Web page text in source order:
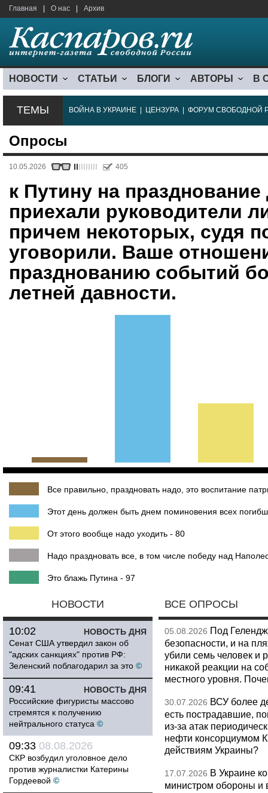
Главная О нас Архив
НОВОСТИ СТАТЬИ БЛОГИ АВТОРЫ В
ТЕМЫ ВОЙНА В УКРАИНЕ ЦЕНЗУРА ФОРУМ СВОБОДНОЙ
Опросы
10.05.2026 405
к Путину на
приехали руководители
причем некоторых, судя
уговорили. Ваше
празднованию событий
летней давности.
Все правильно, праздновать надо, это воспитание
Этот день должен быть днем поминовения всех
От этого вообще надо уходить - 80
Надо праздновать все, в том числе победу над
Это блажь Путина - 97
НОВОСТИ
НОВОСТЬ ДНЯ
10:02
Сенат США утвердил закон об
"адских санкциях" против РФ:
Зеленский поблагодарил за это ©
НОВОСТЬ ДНЯ
09:41
Российские фигуристы массово
стремятся к получению
нейтрального статуса ©
09:33 08.08.2026
СКР возбудил уголовное дело
против журналистки Катерины
Гордеевой ©
ВСЕ ОПРОСЫ
05.08.2026 Под
безопасности, и на
убили семь человек и
никакой реакции на
местного уровня.
30.07.2026 ВСУ более
есть пострадавшие,
из-за атак
нефти консорциумом
действиям Украины?
17.07.2026 В Украине
министром обороны и